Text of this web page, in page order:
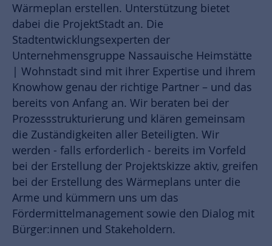
Wärmeplan erstellen. Unterstützung bietet
dabei die ProjektStadt an. Die
Stadtentwicklungsexperten der
Unternehmensgruppe Nassauische Heimstätte
| Wohnstadt sind mit ihrer Expertise und ihrem
Knowhow genau der richtige Partner – und das
bereits von Anfang an. Wir beraten bei der
Prozessstrukturierung und klären gemeinsam
die Zuständigkeiten aller Beteiligten. Wir
werden - falls erforderlich - bereits im Vorfeld
bei der Erstellung der Projektskizze aktiv, greifen
bei der Erstellung des Wärmeplans unter die
Arme und kümmern uns um das
Fördermittelmanagement sowie den Dialog mit
Bürger:innen und Stakeholdern.